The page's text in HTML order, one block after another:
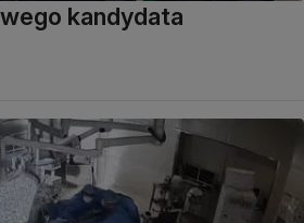
kandydata